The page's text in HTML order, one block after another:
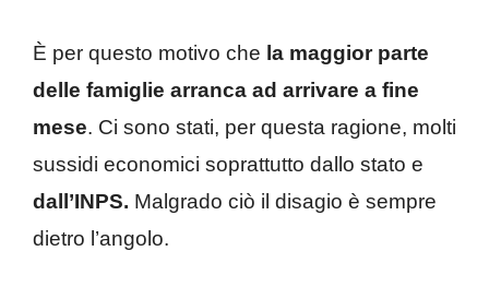
È per questo motivo che la maggior parte
delle famiglie arranca ad arrivare a fine
mese. Ci sono stati, per questa ragione, molti
sussidi economici soprattutto dallo stato e
dall’INPS. Malgrado ciò il disagio è sempre
dietro l’angolo.